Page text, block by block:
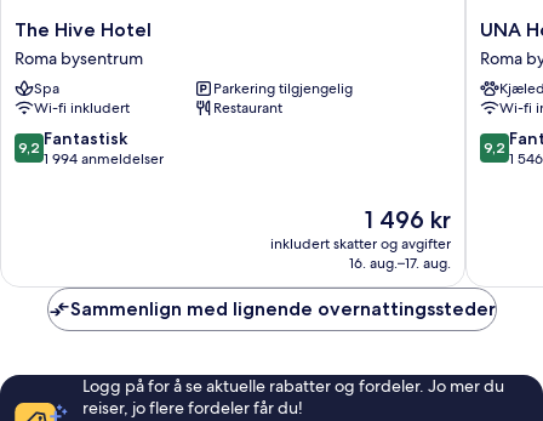
The
Hive
Hotel
Roma
bysentrum
The Hive Hotel
Roma bysentrum
Spa
Parkering tilgjengelig
Wi-fi inkludert
Restaurant
9.2
av
9,2 Fantastisk
1 994 anmeldelser
Prisen
er
1 496 kr
1 496 kr
inkludert skatter og avgifter
16. aug.–17. aug.
UNA
Hotels
Decò
Roma
Roma
UNA
Roma
Wi-fi
9.2
av
9,2
1
Sammenlign med lignende overnattingssteder
Logg på for å se aktuelle rabatter og fordeler. Jo mer du
reiser, jo flere fordeler får du!